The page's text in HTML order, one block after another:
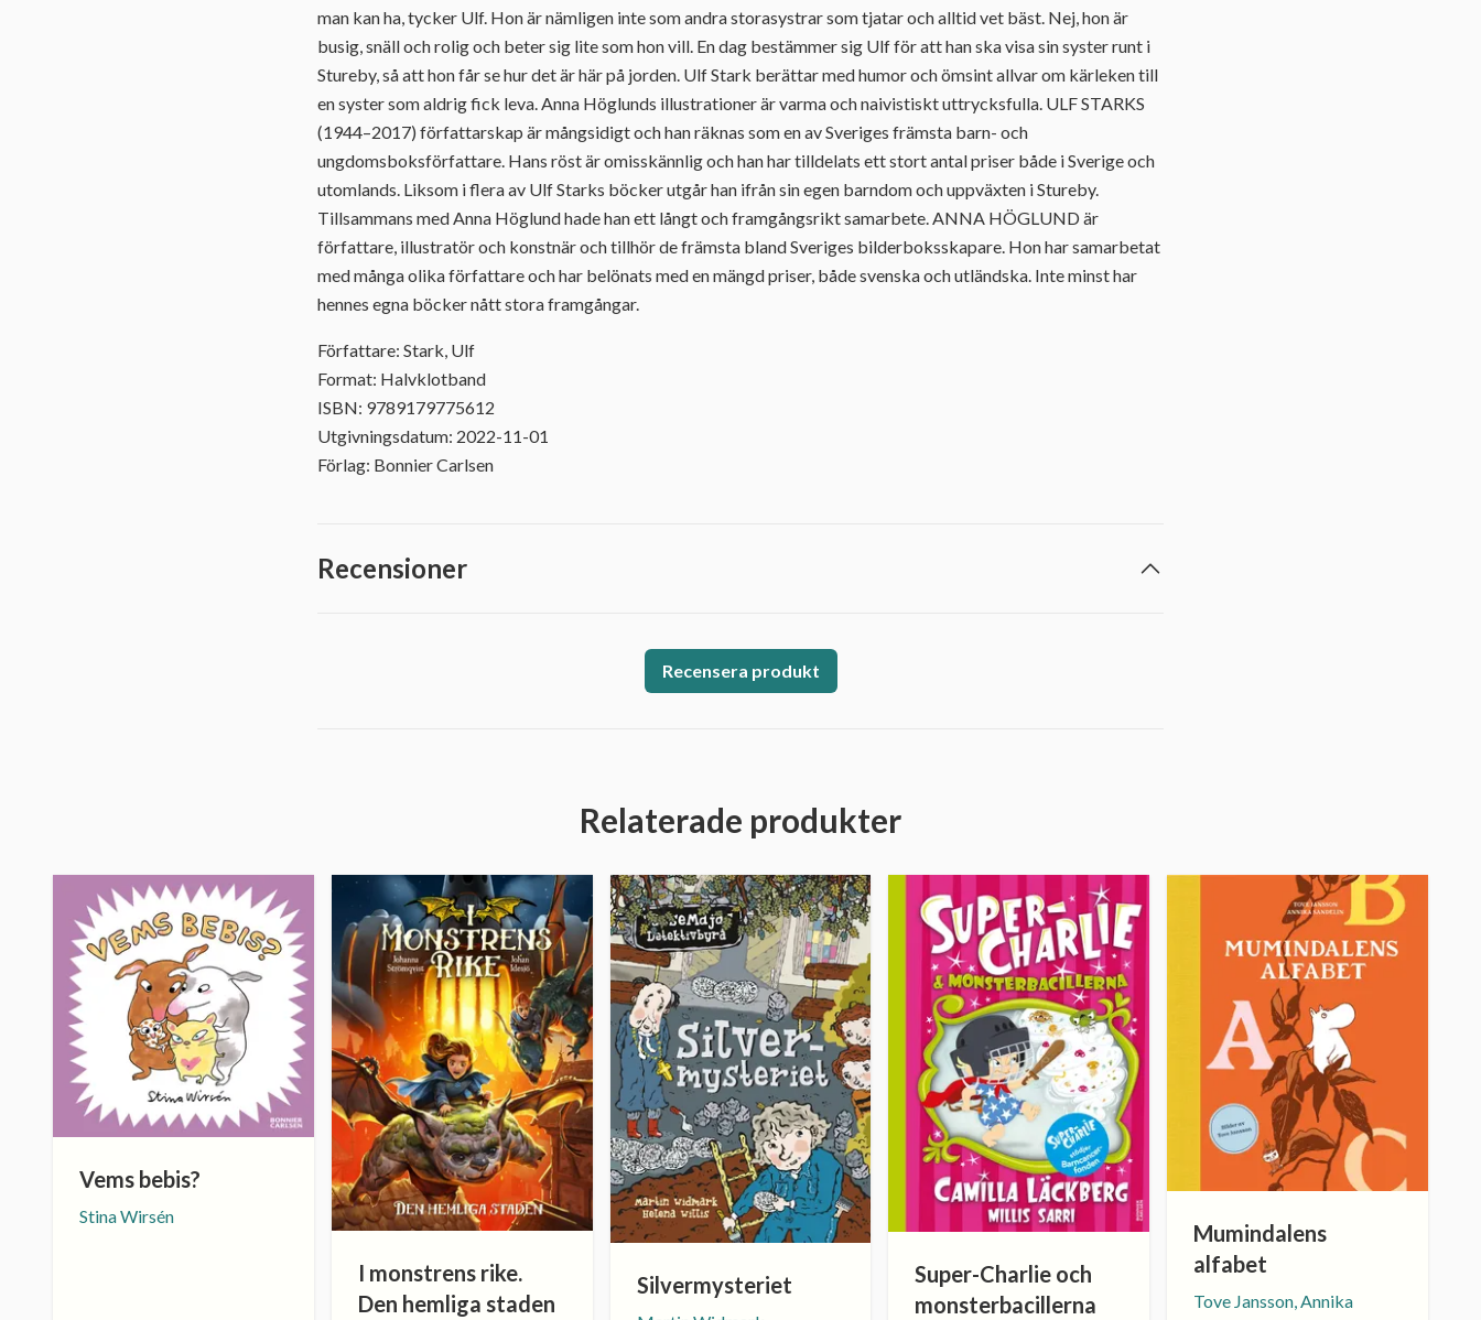
man kan ha, tycker Ulf. Hon är nämligen inte som andra storasystrar som tjatar och alltid vet bäst. Nej, hon är
busig, snäll och rolig och beter sig lite som hon vill. En dag bestämmer sig Ulf för att han ska visa sin syster runt i
Stureby, så att hon får se hur det är här på jorden. Ulf Stark berättar med humor och ömsint allvar om kärleken till
en syster som aldrig fick leva. Anna Höglunds illustrationer är varma och naivistiskt uttrycksfulla. ULF STARKS
(1944–2017) författarskap är mångsidigt och han räknas som en av Sveriges främsta barn- och
ungdomsboksförfattare. Hans röst är omisskännlig och han har tilldelats ett stort antal priser både i Sverige och
utomlands. Liksom i flera av Ulf Starks böcker utgår han ifrån sin egen barndom och uppväxten i Stureby.
Tillsammans med Anna Höglund hade han ett långt och framgångsrikt samarbete. ANNA HÖGLUND är
författare, illustratör och konstnär och tillhör de främsta bland Sveriges bilderboksskapare. Hon har samarbetat
med många olika författare och har belönats med en mängd priser, både svenska och utländska. Inte minst har
hennes egna böcker nått stora framgångar.
Författare: Stark, Ulf
Format: Halvklotband
ISBN: 9789179775612
Utgivningsdatum: 2022-11-01
Förlag: Bonnier Carlsen
Recensioner
Recensera produkt
Relaterade produkter
Vems bebis?
Stina Wirsén
I monstrens rike.
Den hemliga staden
Silvermysteriet
Super-Charlie och
monsterbacillerna
Mumindalens
alfabet
Tove Jansson, Annika